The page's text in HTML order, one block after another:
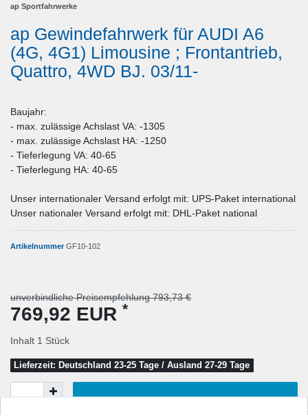
ap Sportfahrwerke
ap Gewindefahrwerk für AUDI A6
(4G, 4G1) Limousine ; Frontantrieb,
Quattro, 4WD BJ. 03/11-
Baujahr:
- max. zulässige Achslast VA: -1305
- max. zulässige Achslast HA: -1250
- Tieferlegung VA: 40-65
- Tieferlegung HA: 40-65
Unser internationaler Versand erfolgt mit: UPS-Paket international
Unser nationaler Versand erfolgt mit: DHL-Paket national
ArtikelnummerGF10-102
unverbindliche Preisempfehlung 793,73 €
769,92 EUR *
Inhalt 1 Stück
Lieferzeit: Deutschland 23-25 Tage / Ausland 27-29 Tage
In den Warenkorb